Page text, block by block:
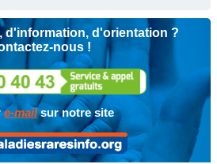
d'information, d'orientation ?
nous !
e-mailsur notre site